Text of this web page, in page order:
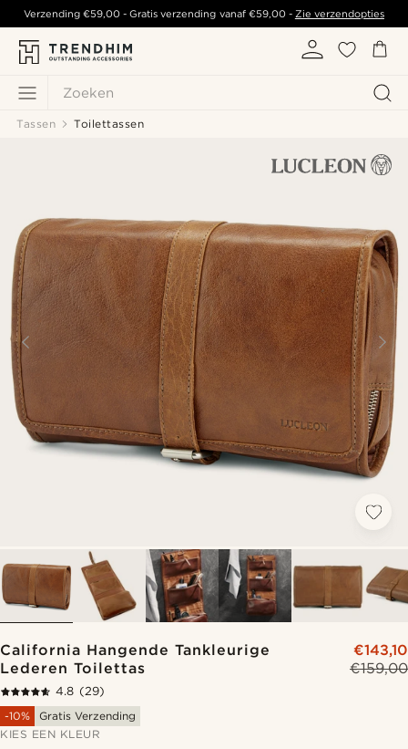
Zoeken
Verzending€59,00 - Gratis verzending vanaf €59,00- Zie verzendopties
Tassen Toilettassen
California Hangende Tankleurige
Lederen Toilettas
€159,00
€143,10
4.8 (29)
-10%
Gratis Verzending
KIES EEN KLEUR